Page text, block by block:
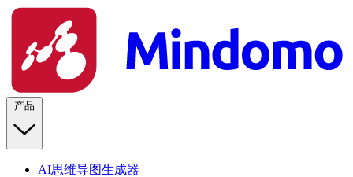
产品
AI思维导图生成器